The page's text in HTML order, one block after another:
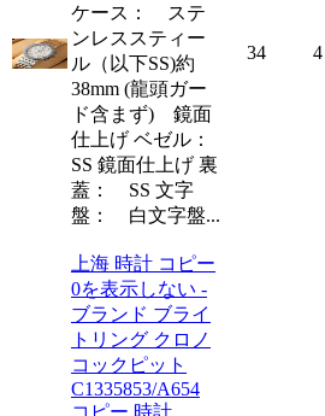
ケース： ステ
ンレススティー
ル（以下SS)約
38mm (龍頭ガー
ド含まず) 鏡面
仕上げ ベゼル：
SS 鏡面仕上げ 裏
蓋： SS 文字
盤： 白文字盤...
34 4
上海 時計 コピー
0を表示しない -
ブランド ブライ
トリング クロノ
コックピット
C1335853/A654
コピー 時計